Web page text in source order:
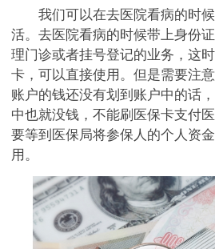
我们可以在去医院看病的时候
活。去医院看病的时候带上身份
理门诊或者挂号登记的业务，这
卡，可以直接使用。但是需要注
账户的钱还没有划到账户中的话
中也就没钱，不能刷医保卡支付
要等到医保局将参保人的个人资
用。